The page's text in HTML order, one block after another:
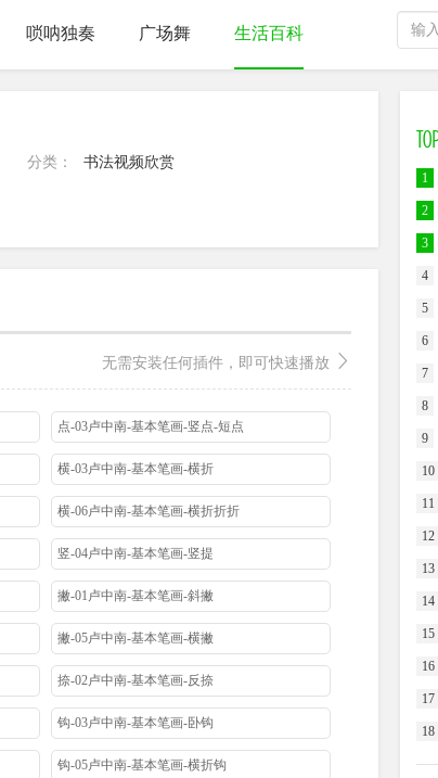
唢呐独奏 广场舞 生活百科
分类： 书法视频欣赏
无需安装任何插件，即可快速播放
点-03卢中南-基本笔画-竖点-短点
横-03卢中南-基本笔画-横折
横-06卢中南-基本笔画-横折折折
竖-04卢中南-基本笔画-竖提
撇-01卢中南-基本笔画-斜撇
撇-05卢中南-基本笔画-横撇
捺-02卢中南-基本笔画-反捺
钩-03卢中南-基本笔画-卧钩
钩-05卢中南-基本笔画-横折钩
1
2
3
4
5
6
7
8
9
10
11
12
13
14
15
16
17
18